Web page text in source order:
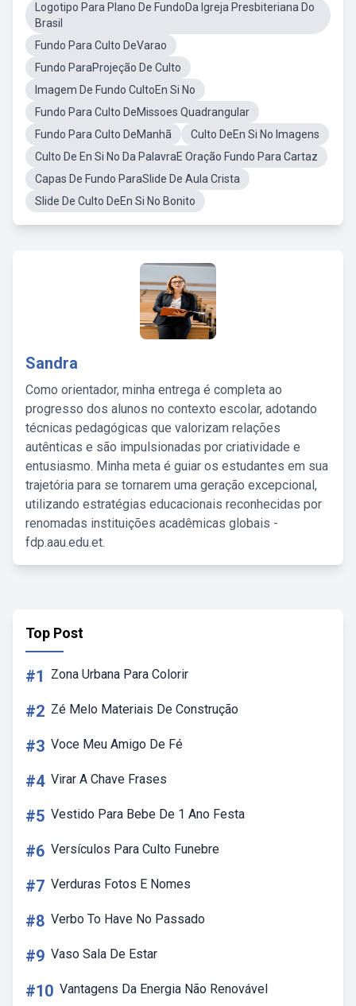
Logotipo Para Plano De FundoDa Igreja Presbiteriana Do
Brasil
Fundo Para Culto DeVarao
Fundo ParaProjeção De Culto
Imagem De Fundo CultoEn Si No
Fundo Para Culto DeMissoes Quadrangular
Fundo Para Culto DeManhã
Culto DeEn Si No Imagens
Culto De En Si No Da PalavraE Oração Fundo Para Cartaz
Capas De Fundo ParaSlide De Aula Crista
Slide De Culto DeEn Si No Bonito
Sandra
Como orientador, minha entrega é completa ao
progresso dos alunos no contexto escolar, adotando
técnicas pedagógicas que valorizam relações
autênticas e são impulsionadas por criatividade e
entusiasmo. Minha meta é guiar os estudantes em sua
trajetória para se tornarem uma geração excepcional,
utilizando estratégias educacionais reconhecidas por
renomadas instituições acadêmicas globais -
fdp.aau.edu.et.
Top Post
#1 Zona Urbana Para Colorir
#2 Zé Melo Materiais De Construção
#3 Voce Meu Amigo De Fé
#4 Virar A Chave Frases
#5 Vestido Para Bebe De 1 Ano Festa
#6 Versículos Para Culto Funebre
#7 Verduras Fotos E Nomes
#8 Verbo To Have No Passado
#9 Vaso Sala De Estar
#10 Vantagens Da Energia Não Renovável